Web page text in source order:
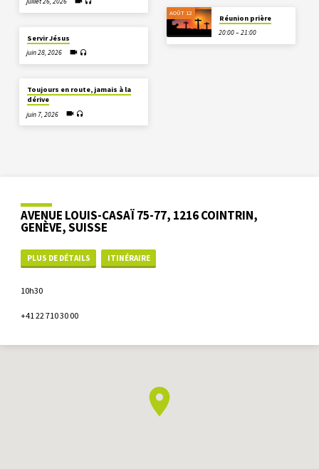
Servir Jésus
juin 28, 2026
Toujours en route, jamais à la
dérive
juin 7, 2026
AOÛT 12
Réunion prière
20:00 – 21:00
AVENUE LOUIS-CASAÏ 75-77, 1216 COINTRIN,
GENÈVE, SUISSE
PLUS DE DÉTAILS ITINÉRAIRE
10h30
+41 22 710 30 00